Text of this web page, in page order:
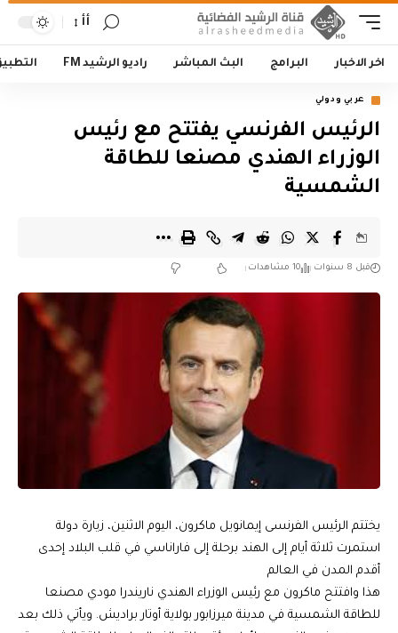
أأ
اخر الاخبار البرامج البث المباشر راديو الرشيد FM
عربي ودولي
الرئيس الفرنسي يفتتح مع رئيس
الوزراء الهندي مصنعا للطاقة
الشمسية
قبل 8 سنوات 10 مشاهدات
يختتم الرئيس الفرنسى إيمانويل ماكرون، اليوم الاثنين، زيارة دولة
استمرت ثلاثة أيام إلى الهند برحلة إلى فاراناسي في قلب البلاد إحدى
أقدم المدن في العالم
هذا وافتتح ماكرون مع رئيس الوزراء الهندي ناريندرا مودي مصنعا
للطاقة الشمسية في مدينة ميرزابور بولاية أوتار براديش. ويأتي ذلك بعد